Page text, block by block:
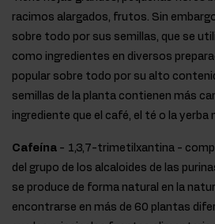
racimos alargados, frutos. Sin
sobre todo por sus semillas, que se
como ingredientes en diversos
popular sobre todo por su alto
semillas de la planta contienen más
ingrediente que el café, el té o la yerba
Cafeína - 1,3,7-trimetilxantina -
del grupo de los alcaloides de las
se produce de forma natural en la
encontrarse en más de 60 plantas